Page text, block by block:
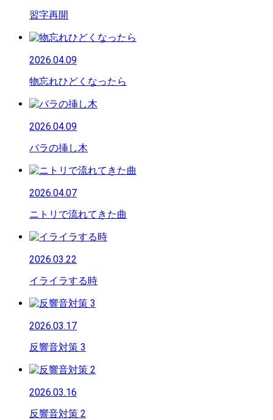
習字再開
2026.04.09
物忘れひどくなったら
2026.04.09
バラの挿し木
2026.04.07
ニトリで流れてきた曲
2026.03.22
イライラする時
2026.03.17
反響音対策 3
2026.03.16
反響音対策 2